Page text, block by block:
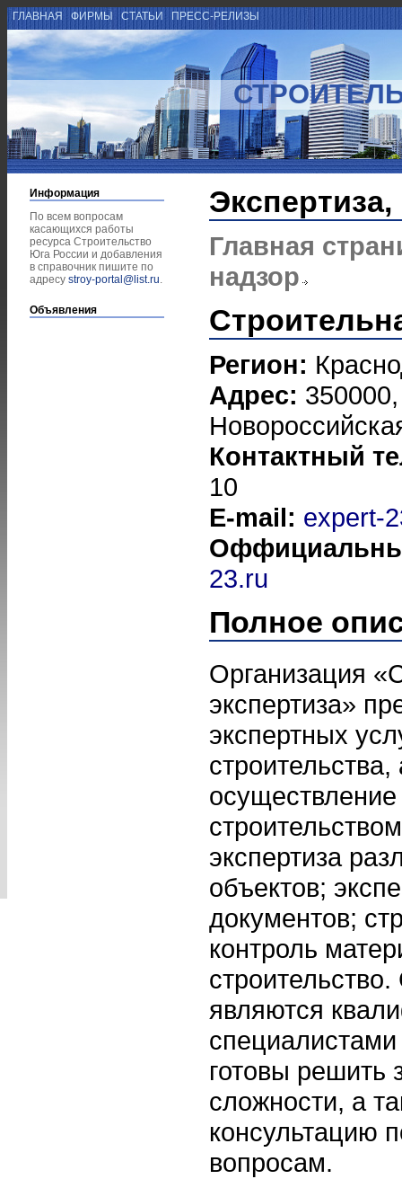
ГЛАВНАЯ ФИРМЫ СТАТЬИ ПРЕСС-РЕЛИЗЫ
Информация
По всем вопросам
касающихся работы
ресурса Строительство
Юга России и добавления
в справочник пишите по
адресу stroy-portal@list.ru.
Объявления
Главная
надзор
Регион:
Адрес:
Контактный
10
E-mail: expert-
23.ru
Полное
Организация
экспертиза»
экспертных
осуществление
экспертиза
объектов;
документов;
контроль
являются
готовы решить
сложности, а
консультацию
вопросам.